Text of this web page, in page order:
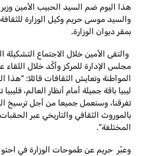
هذا اليوم ضم السيد الحبيب الأمين وزير
والسيد موسى حريم وكيل الوزارة
بمقر ديوان الوزارة.
والتقى الأمين خلال الاجتماع التشكيلة
مجلس الإدارة للمركز وأكّد خلال اللقاء
المواطنة وتعايش الثقافات قائلا: “هذا
ليبيا باقة جميلة أمام أنظار العالم، فليبيا
تفرقنا، وسنعمل جميعا من أجل ترسيخ
بالموروث الثقافي والتاريخي عبر الحقبات
المختلفة”.
وعبّر حريم عن طموحات الوزارة في احتواء